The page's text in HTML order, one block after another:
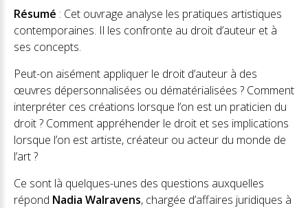
Résumé : Cet ouvrage analyse les pratiques artistiques
contemporaines. Il les confronte au droit d’auteur et à
ses concepts.
Peut-on aisément appliquer le droit d’auteur à des
œuvres dépersonnalisées ou dématérialisées ? Comment
interpréter ces créations lorsque l’on est un praticien du
droit ? Comment appréhender le droit et ses implications
lorsque l’on est artiste, créateur ou acteur du monde de
l’art ?
Ce sont là quelques-unes des questions auxquelles
répond Nadia Walravens, chargée d’affaires juridiques à